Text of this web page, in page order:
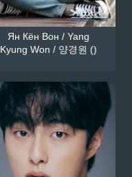
Ян Кён Вон / Yang
Kyung Won / 양경원 ()